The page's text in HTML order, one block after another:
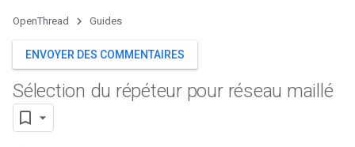
OpenThread Guides
ENVOYER DES COMMENTAIRES
Sélection du répéteur pour réseau maillé